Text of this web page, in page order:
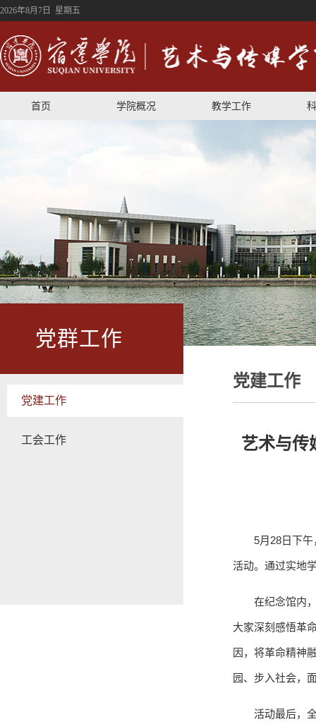
2026年8月7日 星期五
首页 学院概况 教学工作
党群工作
党建工作
工会工作
党建工作
艺术与传
5月28日下
活动。通过实地
在纪念馆内
大家深刻感悟革
因，将革命精神
园、步入社会，
活动最后，